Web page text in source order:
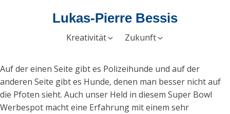
Lukas-Pierre Bessis
Kreativität Zukunft
Auf der einen Seite gibt es Polizeihunde und auf der
anderen Seite gibt es Hunde, denen man besser nicht auf
die Pfoten sieht. Auch unser Held in diesem Super Bowl
Werbespot macht eine Erfahrung mit einem sehr